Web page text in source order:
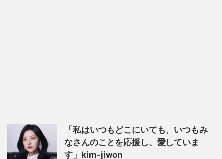
「私はいつもどこにいても、いつもみ
なさんのことを応援し、愛していま
す」kim-jiwon